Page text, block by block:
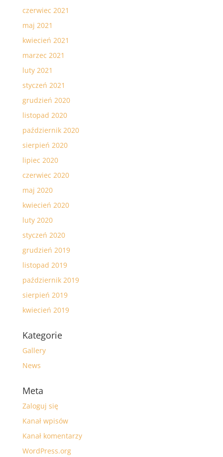
czerwiec 2021
maj 2021
kwiecień 2021
marzec 2021
luty 2021
styczeń 2021
grudzień 2020
listopad 2020
październik 2020
sierpień 2020
lipiec 2020
czerwiec 2020
maj 2020
kwiecień 2020
luty 2020
styczeń 2020
grudzień 2019
listopad 2019
październik 2019
sierpień 2019
kwiecień 2019
Kategorie
Gallery
News
Meta
Zaloguj się
Kanał wpisów
Kanał komentarzy
WordPress.org